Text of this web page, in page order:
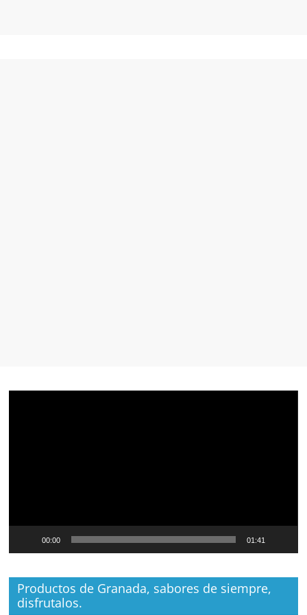
00:00 01:41
Productos de Granada, sabores de siempre,
disfrutalos.